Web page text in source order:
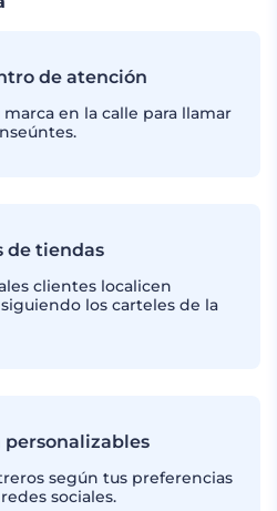
de atención
en la calle para llamar
de tiendas
clientes localicen
los carteles de la
según tus preferencias
sociales.